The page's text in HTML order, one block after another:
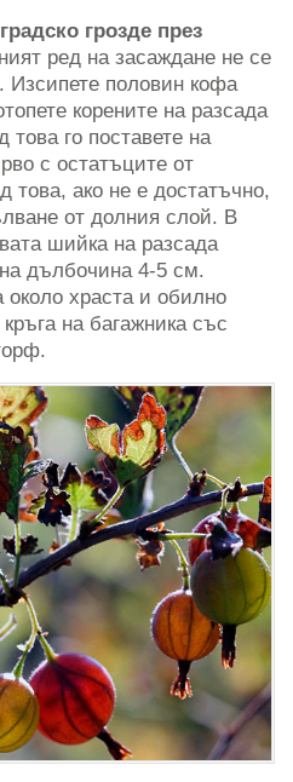
грозде през
ред на засаждане не се
Изсипете половин кофа
корените на разсада
го поставете на
с остатъците от
това, ако не е достатъчно,
от долния слой. В
шийка на разсада
дълбочина 4-5 см.
около храста и обилно
на багажника със